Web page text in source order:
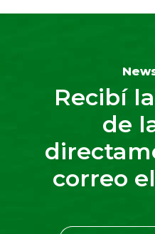
Recibí
de
correo